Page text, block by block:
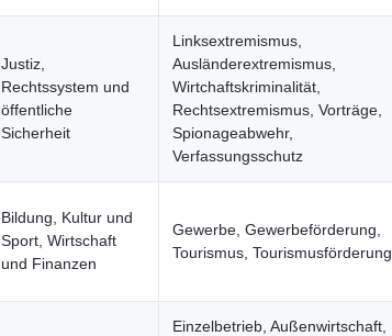
Justiz,
Rechtssystem und
öffentliche
Sicherheit
Linksextremismus,
Ausländerextremismus,
Wirtchaftskriminalität,
Rechtsextremismus, Vorträge,
Spionageabwehr,
Verfassungsschutz
Bildung, Kultur und
Sport, Wirtschaft
und Finanzen
Gewerbe, Gewerbeförderung,
Tourismus, Tourismusförderung
Einzelbetrieb, Außenwirtschaft,